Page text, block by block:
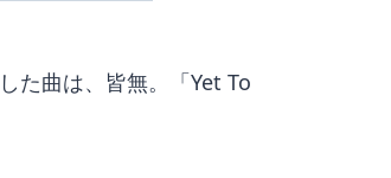
た曲は、皆無。「Yet To